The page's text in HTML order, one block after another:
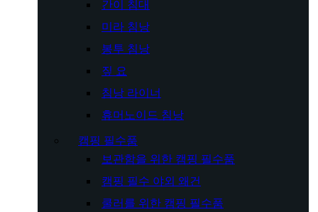
간이 침대
미라 침낭
봉투 침낭
짚 요
침낭 라이너
휴머노이드 침낭
캠핑 필수품
보관함을 위한 캠핑 필수품
캠핑 필수 야외 왜건
쿨러를 위한 캠핑 필수품